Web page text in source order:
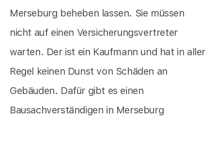
Merseburg beheben lassen. Sie müssen
nicht auf einen Versicherungsvertreter
warten. Der ist ein Kaufmann und hat in aller
Regel keinen Dunst von Schäden an
Gebäuden. Dafür gibt es einen
Bausachverständigen in Merseburg